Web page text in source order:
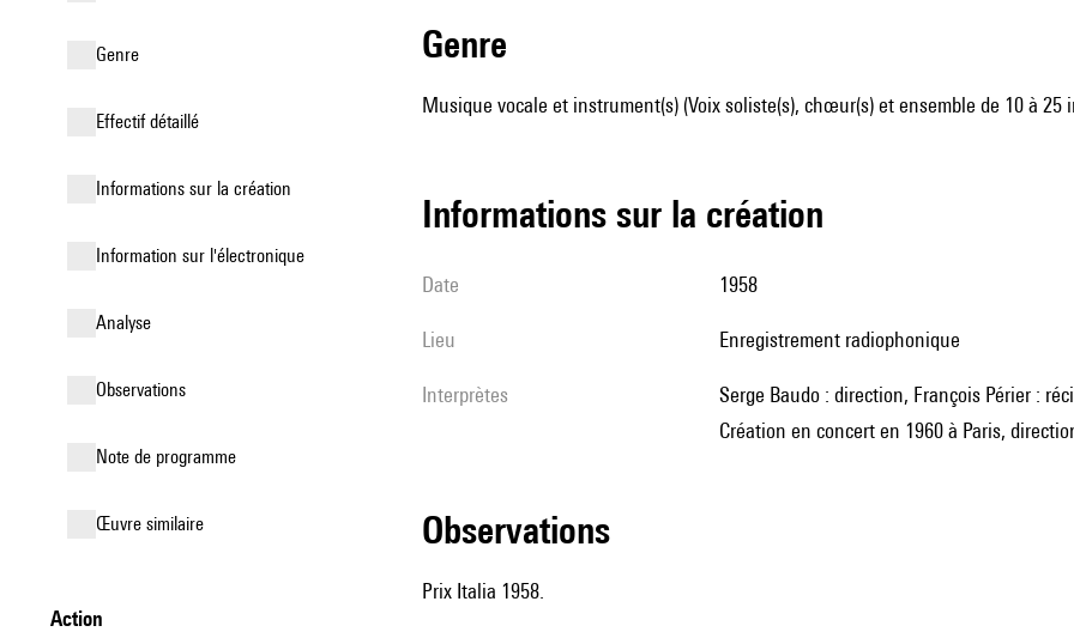
genre
effectif détaillé
informations sur la création
Information sur l'électronique
analyse
observations
Note de programme
œuvre similaire
action
genre
Musique vocale et instrument(s) (Voix soliste(s), chœur(s) et ensemble de 10 à 25
informations sur la création
date 1958
lieu Enregistrement radiophonique
interprètes
Serge Baudo : direction, François Périer :
Création en concert en 1960 à Paris,
observations
Prix Italia 1958.